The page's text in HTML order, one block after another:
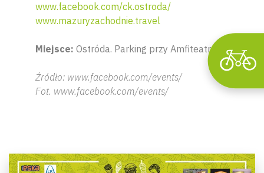
www.facebook.com/ck.ostroda/
www.mazuryzachodnie.travel
Miejsce: Ostróda. Parking przy Amfiteatrze.
Źródło: www.facebook.com/events/
Fot. www.facebook.com/events/